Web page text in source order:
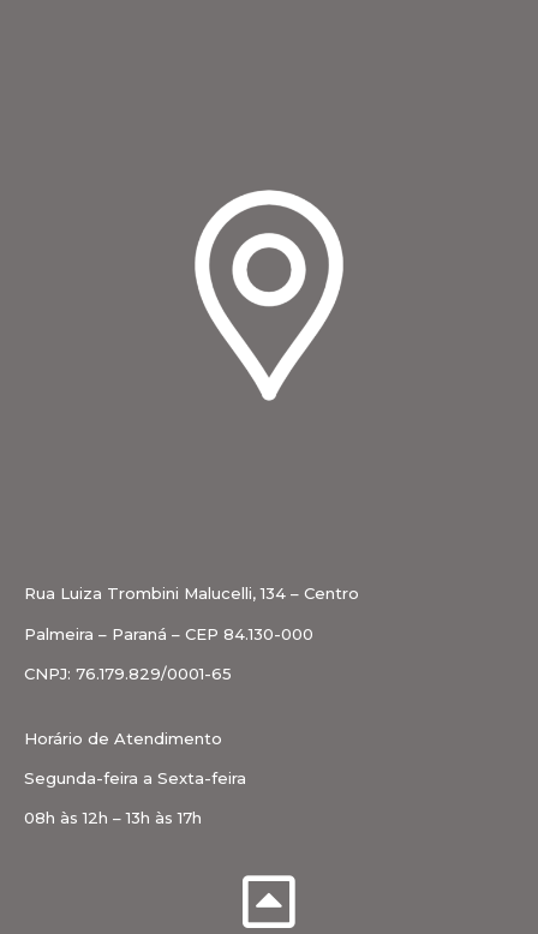
Rua Luiza Trombini Malucelli, 134 – Centro
Palmeira – Paraná – CEP 84.130-000
CNPJ: 76.179.829/0001-65
Horário de Atendimento
Segunda-feira a Sexta-feira
08h às 12h – 13h às 17h